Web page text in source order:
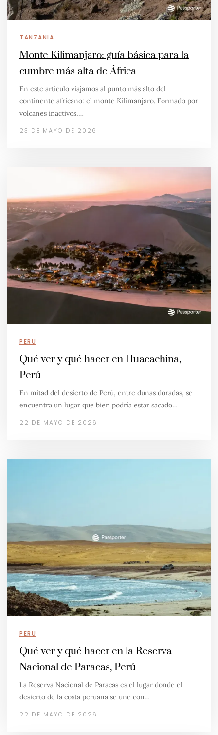
TANZANIA
Monte Kilimanjaro: guía básica para la
cumbre más alta de África
En este artículo viajamos al punto más alto del
continente africano: el monte Kilimanjaro. Formado por
volcanes inactivos,…
23 DE MAYO DE 2026
PERU
Qué ver y qué hacer en Huacachina,
Perú
En mitad del desierto de Perú, entre dunas doradas, se
encuentra un lugar que bien podría estar sacado…
22 DE MAYO DE 2026
PERU
Qué ver y qué hacer en la Reserva
Nacional de Paracas, Perú
La Reserva Nacional de Paracas es el lugar donde el
desierto de la costa peruana se une con…
22 DE MAYO DE 2026